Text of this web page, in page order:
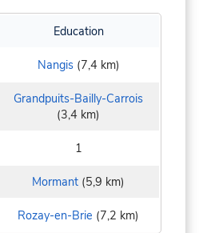
Education
Nangis(7,4 km)
Grandpuits-Bailly-Carrois
(3,4 km)
1
Mormant (5,9 km)
Rozay-en-Brie (7,2 km)